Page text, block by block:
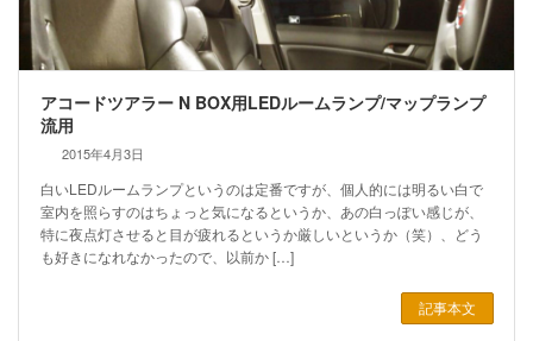
アコードツアラー N BOX用LEDルームランプ/マップランプ
流用
2015年4月3日
白いLEDルームランプというのは定番ですが、個人的には明るい白で
室内を照らすのはちょっと気になるというか、あの白っぽい感じが、
特に夜点灯させると目が疲れるというか厳しいというか（笑）、どう
も好きになれなかったので、以前か […]
記事本文